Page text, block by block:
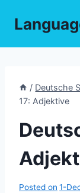
/ Deutsche
17: Adjektive
Posted on 1-